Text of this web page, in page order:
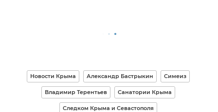
Новости Крыма Александр Бастрыкин Симеиз
Владимир Терентьев Санатории Крыма
Следком Крыма и Севастополя